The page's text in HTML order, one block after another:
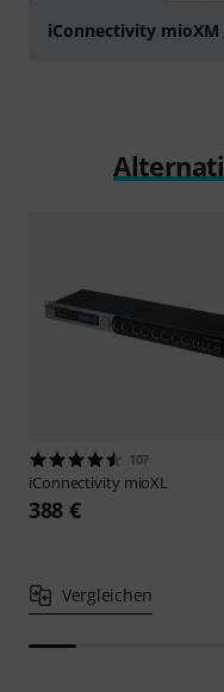
iConnectivity
107
iConnectivity mioXL
388 €
Vergleichen